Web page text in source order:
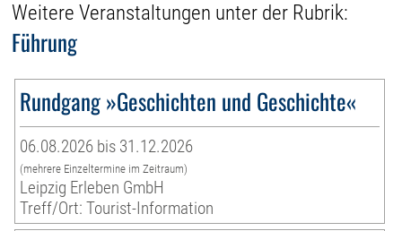
Weitere Veranstaltungen unter der Rubrik:
Führung
Rundgang »Geschichten und Geschichte«
06.08.2026 bis 31.12.2026
(mehrere Einzeltermine im Zeitraum)
Leipzig Erleben GmbH
Treff/Ort: Tourist-Information